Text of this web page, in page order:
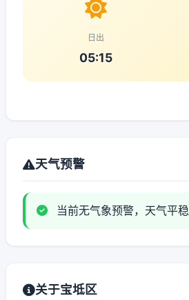
日出
05:15
天气预警
当前无气象预警，天气平稳
关于宝坻区